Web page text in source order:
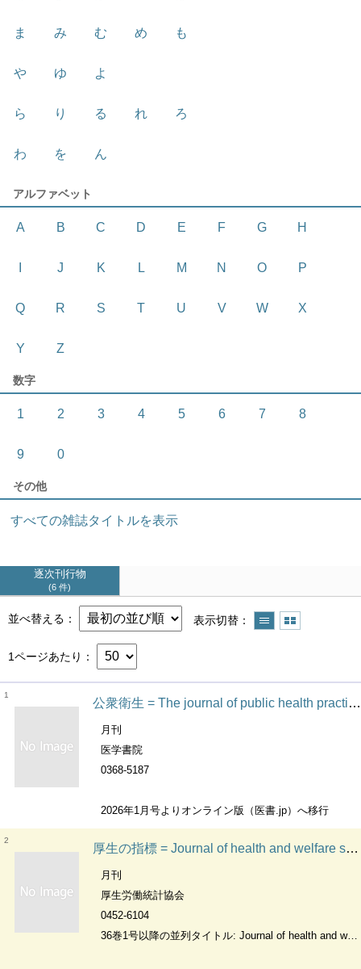
ま み む め も
や ゆ よ
ら り る れ ろ
わ を ん
アルファベット
A B C D E F G H
J K L M N O P
Q R S T U V W X
Y Z
数字
1 2 3 4 5 6 7 8
9 0
その他
すべての雑誌タイトルを表示
逐次刊行物
6 件
並べ替える 表示切替
1ページあたり
1
公衆衛生 = The journal of public health practice
月刊
医学書院
0368-5187
2026年1月号よりオンライン版（医書.jp）へ移行
2
厚生の指標 = Journal of health and welfare statistics
月刊
厚生労働統計協会
0452-6104
36巻1号以降の並列タイトル: Journal of health and welfare statistics. 1巻1号から58巻3号までの編者: 厚生統計協会. 1巻1号から58巻3号までの出版者: 厚生統計協会